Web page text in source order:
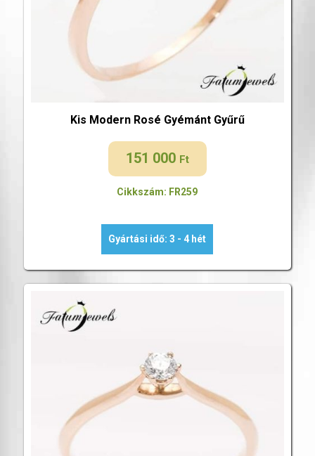
Kis Modern Rosé Gyémánt Gyűrű
151 000 Ft
Cikkszám: FR259
Gyártási idő: 3 - 4 hét